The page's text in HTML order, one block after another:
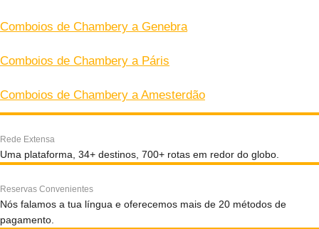
Comboios de Chambery a Genebra
Comboios de Chambery a Páris
Comboios de Chambery a Amesterdão
Rede Extensa
Uma plataforma, 34+ destinos, 700+ rotas em redor do globo.
Reservas Convenientes
Nós falamos a tua língua e oferecemos mais de 20 métodos de
pagamento.